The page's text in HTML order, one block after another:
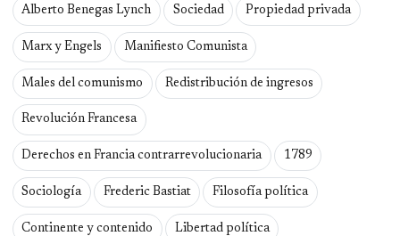
Alberto Benegas Lynch Sociedad Propiedad privada
Marx y Engels Manifiesto Comunista
Males del comunismo Redistribución de ingresos
Revolución Francesa
Derechos en Francia contrarrevolucionaria 1789
Sociología Frederic Bastiat Filosofía política
Continente y contenido Libertad política